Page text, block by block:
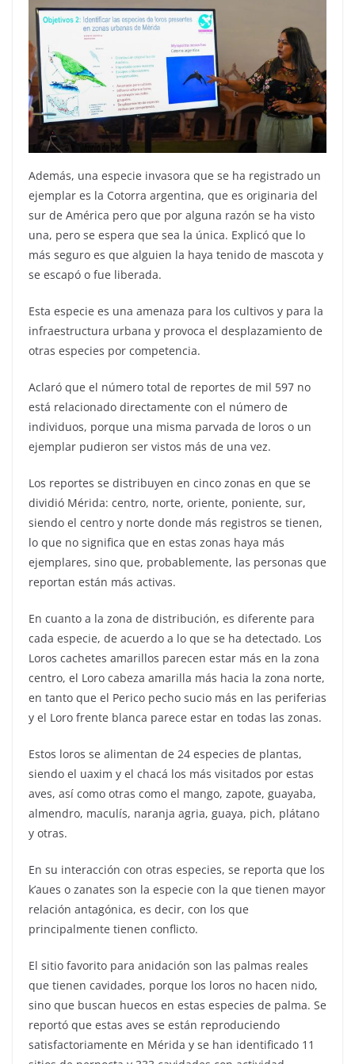
Además, una especie invasora que se ha registrado un
ejemplar es la Cotorra argentina, que es originaria del
sur de América pero que por alguna razón se ha visto
una, pero se espera que sea la única. Explicó que lo
más seguro es que alguien la haya tenido de mascota y
se escapó o fue liberada.
Esta especie es una amenaza para los cultivos y para la
infraestructura urbana y provoca el desplazamiento de
otras especies por competencia.
Aclaró que el número total de reportes de mil 597 no
está relacionado directamente con el número de
individuos, porque una misma parvada de loros o un
ejemplar pudieron ser vistos más de una vez.
Los reportes se distribuyen en cinco zonas en que se
dividió Mérida: centro, norte, oriente, poniente, sur,
siendo el centro y norte donde más registros se tienen,
lo que no significa que en estas zonas haya más
ejemplares, sino que, probablemente, las personas que
reportan están más activas.
En cuanto a la zona de distribución, es diferente para
cada especie, de acuerdo a lo que se ha detectado. Los
Loros cachetes amarillos parecen estar más en la zona
centro, el Loro cabeza amarilla más hacia la zona norte,
en tanto que el Perico pecho sucio más en las periferias
y el Loro frente blanca parece estar en todas las zonas.
Estos loros se alimentan de 24 especies de plantas,
siendo el uaxim y el chacá los más visitados por estas
aves, así como otras como el mango, zapote, guayaba,
almendro, maculís, naranja agria, guaya, pich, plátano
y otras.
En su interacción con otras especies, se reporta que los
k’aues o zanates son la especie con la que tienen mayor
relación antagónica, es decir, con los que
principalmente tienen conflicto.
El sitio favorito para anidación son las palmas reales
que tienen cavidades, porque los loros no hacen nido,
sino que buscan huecos en estas especies de palma. Se
reportó que estas aves se están reproduciendo
satisfactoriamente en Mérida y se han identificado 11